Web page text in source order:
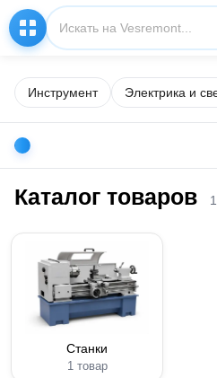
Инструмент Электрика и
Каталог товаров
Станки
1 товар